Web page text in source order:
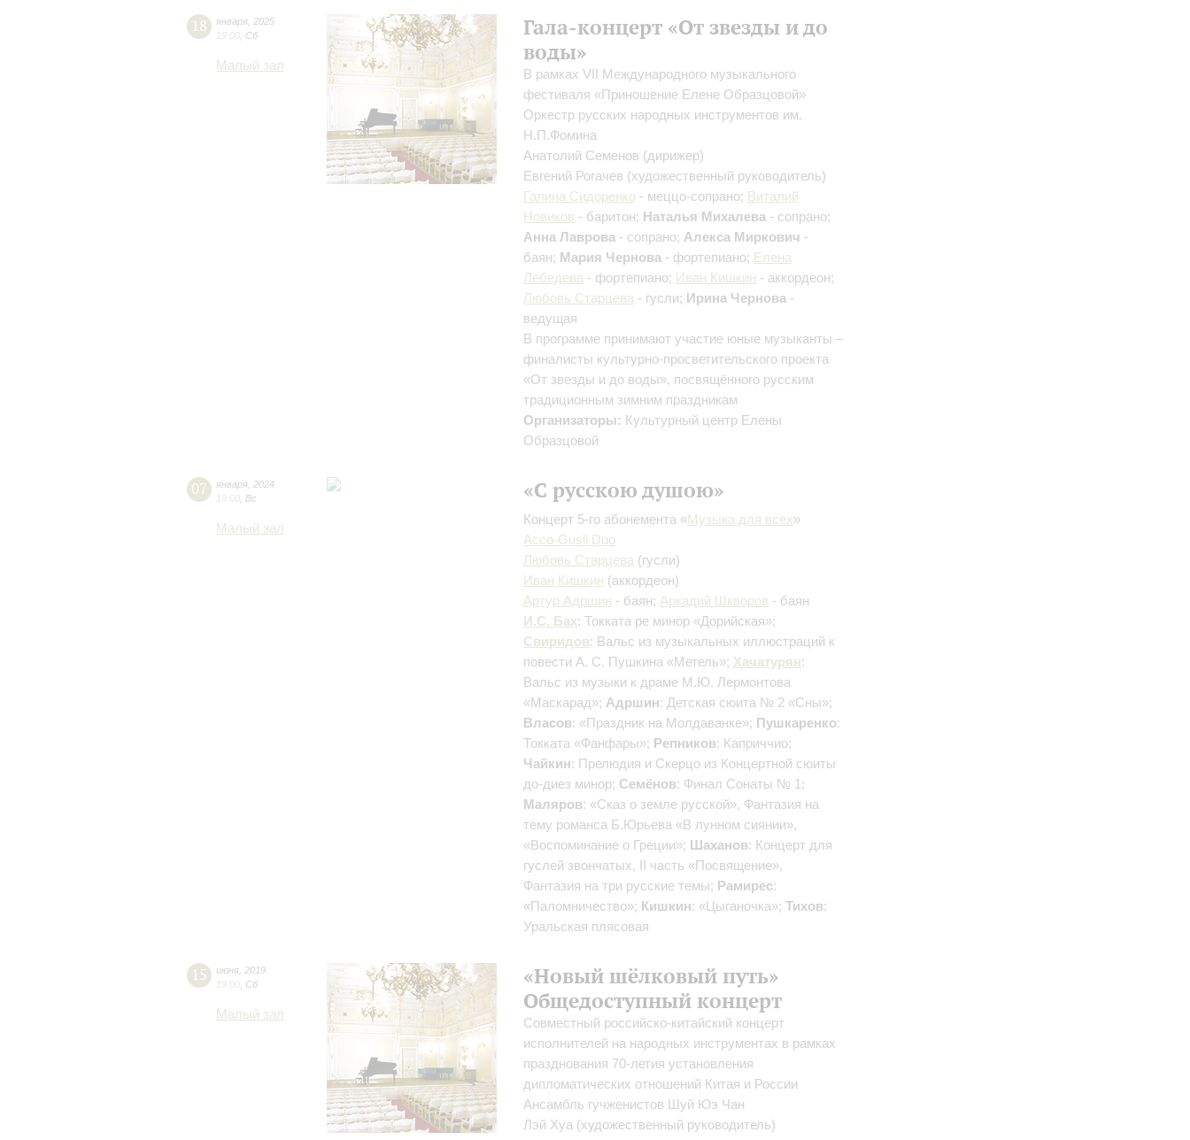
18 января 2025
19:00 Сб
Малый зал
Гала-концерт «От звезды и до
воды»
В рамках VII Международного музыкального
фестиваля «Приношение Елене Образцовой»
Оркестр русских народных инструментов им.
Н.П.Фомина
Анатолий Семенов (дирижер)
Евгений Рогачев (художественный руководитель)
Галина Сидоренко - меццо-сопрано; Виталий
Новиков - баритон; Наталья Михалева - сопрано;
Анна Лаврова - сопрано; Алекса Миркович -
баян; Мария Чернова - фортепиано; Елена
Лебедева - фортепиано; Иван Кишкин - аккордеон;
Любовь Старцева - гусли; Ирина Чернова -
ведущая
В программе принимают участие юные музыканты –
финалисты культурно-просветительского проекта
«От звезды и до воды», посвящённого русским
традиционным зимним праздникам
Организаторы: Культурный центр Елены
Образцовой
07 января 2024
19:00 Вс
Малый зал
«С русскою душою»
Концерт 5-го абонемента «Музыка для всех»
Acco-Gusli Duo
Любовь Старцева (гусли)
Иван Кишкин (аккордеон)
Артур Адршин - баян; Аркадий Шкворов - баян
И.С. Бах: Токката ре минор «Дорийская»;
Свиридов: Вальс из музыкальных иллюстраций к
повести А. С. Пушкина «Метель»; Хачатурян:
Вальс из музыки к драме М.Ю. Лермонтова
«Маскарад»; Адршин: Детская сюита № 2 «Сны»;
Власов: «Праздник на Молдаванке»; Пушкаренко:
Токката «Фанфары»; Репников: Каприччио;
Чайкин: Прелюдия и Скерцо из Концертной сюиты
до-диез минор; Семёнов: Финал Сонаты № 1;
Маляров: «Сказ о земле русской», Фантазия на
тему романса Б.Юрьева «В лунном сиянии»,
«Воспоминание о Греции»; Шаханов: Концерт для
гуслей звончатых, II часть «Посвящение»,
Фантазия на три русские темы; Рамирес:
«Паломничество»; Кишкин: «Цыганочка»; Тихов:
Уральская плясовая
15 июня 2019
19:00 Сб
Малый зал
«Новый шёлковый путь»
Общедоступный концерт
Совместный российско-китайский концерт
исполнителей на народных инструментах в рамках
празднования 70-летия установления
дипломатических отношений Китая и России
Ансамбль гучженистов Шуй Юэ Чан
Лэй Хуа (художественный руководитель)